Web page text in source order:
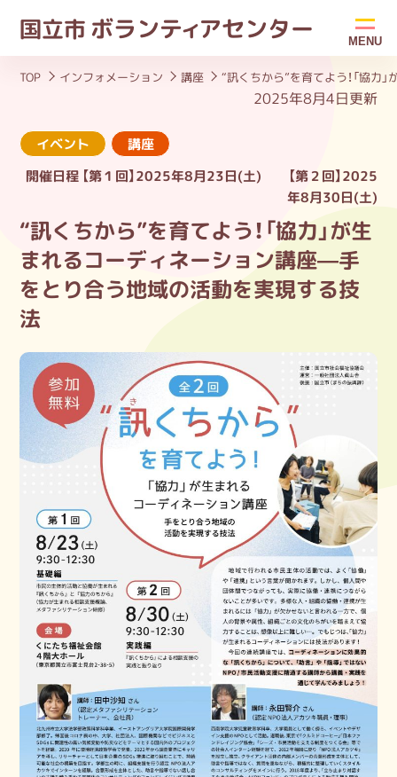
国立市 ボランティアセンター MENU
TOP インフォメーション 講座 “訊くちから”を育てよう！「協
2025年8月4日更新
イベント
講座
開催日程【第１回】2025年8月23日(土) 【第２回】2025
年8月30日(土)
“訊くちから”を育てよう！「協力」が生
まれるコーディネーション講座—手
をとり合う地域の活動を実現する技
法